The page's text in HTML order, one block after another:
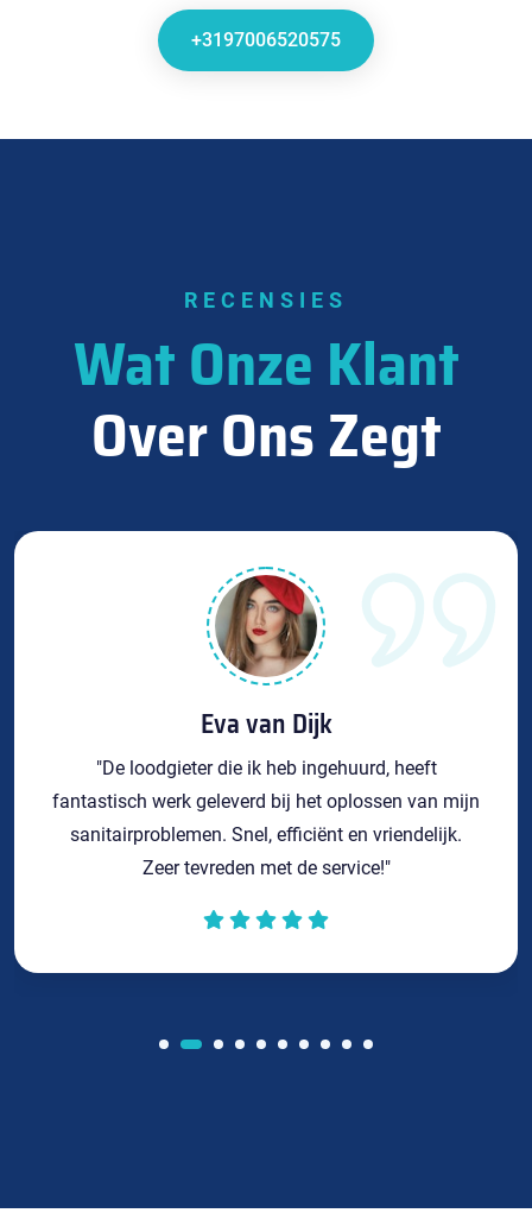
+3197006520575
RECENSIES
Wat Onze Klant
Over Ons Zegt
Eva van Dijk
"De loodgieter die ik heb ingehuurd, heeft
fantastisch werk geleverd bij het oplossen van mijn
sanitairproblemen. Snel, efficiënt en vriendelijk.
Zeer tevreden met de service!"